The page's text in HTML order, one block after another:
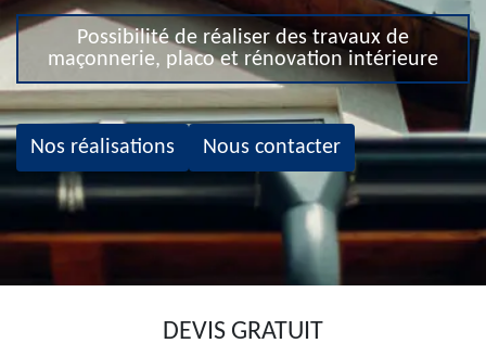
Possibilité de réaliser des travaux de
maçonnerie, placo et rénovation intérieure
Nos réalisations Nous contacter
DEVIS GRATUIT